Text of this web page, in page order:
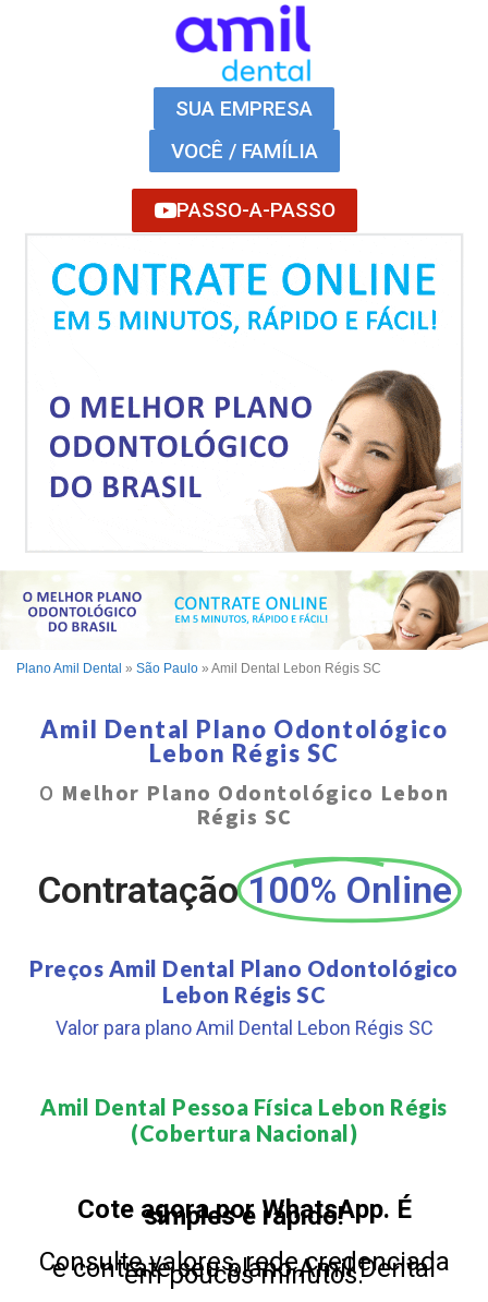
SUA EMPRESA
VOCÊ / FAMÍLIA
PASSO-A-PASSO
Plano Amil Dental » São Paulo » Amil Dental Lebon Régis SC
Amil Dental Plano Odontológico
Lebon Régis SC
O Melhor Plano Odontológico Lebon
Régis SC
Contratação 100% Online
Preços Amil Dental Plano Odontológico
Lebon Régis SC
Valor para plano Amil Dental Lebon Régis SC
Amil Dental Pessoa Física Lebon Régis
(Cobertura Nacional)​
Cote agora por WhatsApp. É
simples e rápido!
Consulte valores, rede credenciada
e contrate seu plano Amil Dental
em poucos minutos.